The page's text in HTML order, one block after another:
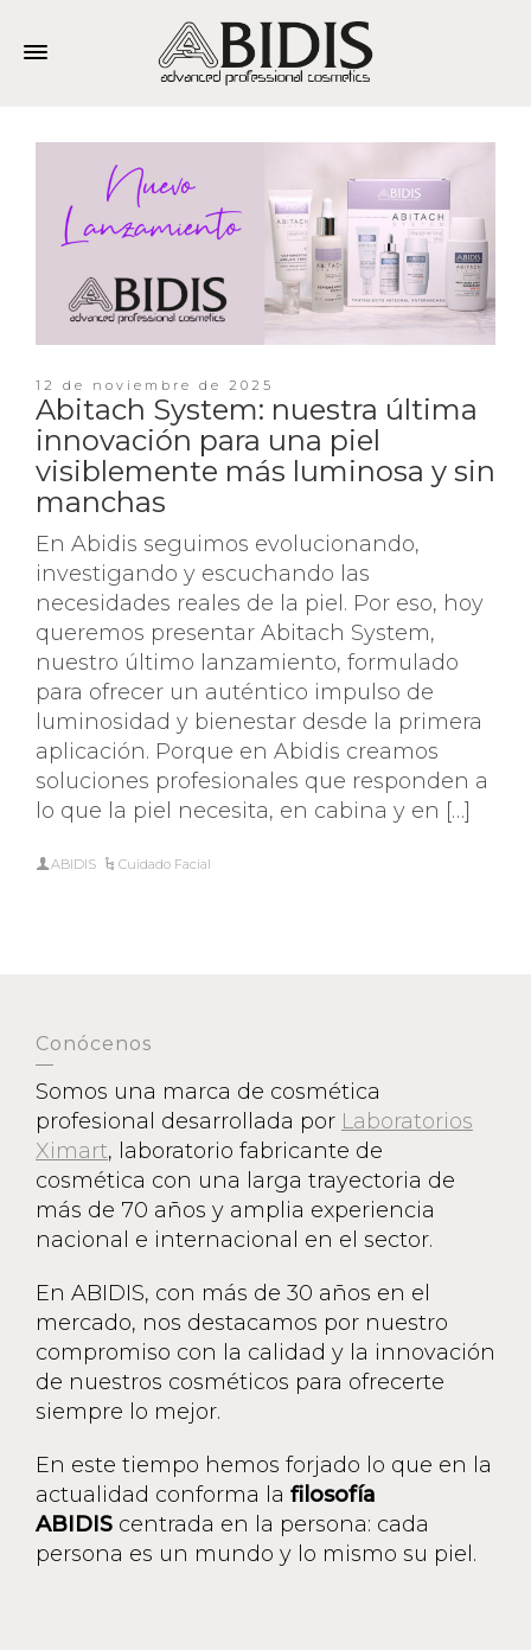
12 de noviembre de 2025
Abitach System: nuestra última
innovación para una piel
visiblemente más luminosa y sin
manchas
En Abidis seguimos evolucionando,
investigando y escuchando las
necesidades reales de la piel. Por eso, hoy
queremos presentar Abitach System,
nuestro último lanzamiento, formulado
para ofrecer un auténtico impulso de
luminosidad y bienestar desde la primera
aplicación. Porque en Abidis creamos
soluciones profesionales que responden a
lo que la piel necesita, en cabina y en […]
ABIDIS Cuidado Facial
Conócenos
Somos una marca de cosmética
profesional desarrollada por Laboratorios
Ximart, laboratorio fabricante de
cosmética con una larga trayectoria de
más de 70 años y amplia experiencia
nacional e internacional en el sector.
En ABIDIS, con más de 30 años en el
mercado, nos destacamos por nuestro
compromiso con la calidad y la innovación
de nuestros cosméticos para ofrecerte
siempre lo mejor.
En este tiempo hemos forjado lo que en la
actualidad conforma la filosofía
ABIDIS centrada en la persona: cada
persona es un mundo y lo mismo su piel.